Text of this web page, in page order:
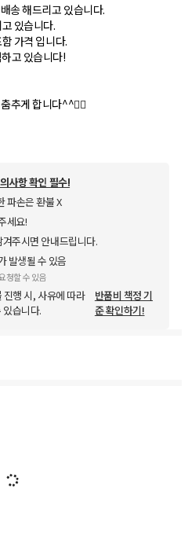
송 해드리고 있습니다.
있습니다.
가격 입니다.
고 있습니다!
추게 합니다^^🙇‍♀️
사항 확인 필수!
파손은 환불 X
세요!
주시면 안내드립니다.
발생될 수 있음
청할 수 있음
행 시, 사유에 따라
습니다.
반품비 책정 기
준 확인하기!